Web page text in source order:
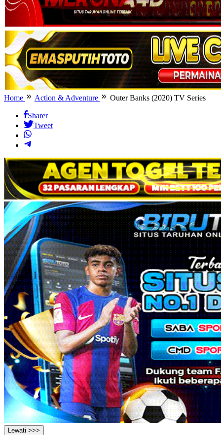
Home Action & Adventure Outer Banks (2020) TV Series
Sharer
Tweet
Lewati >>>